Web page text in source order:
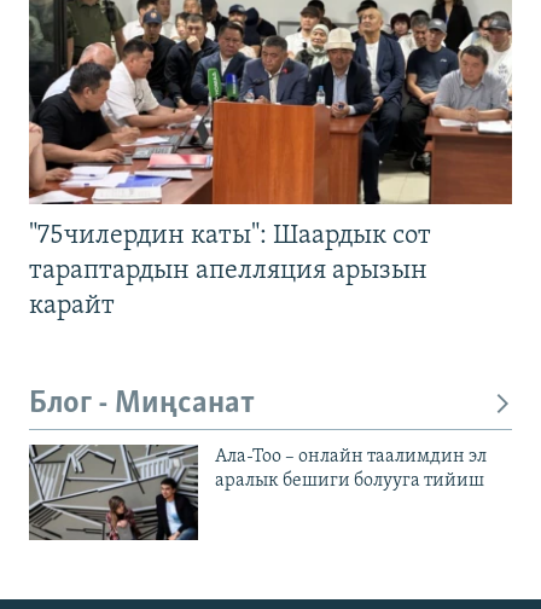
"75чилердин каты": Шаардык сот
тараптардын апелляция арызын
карайт
Блог - Миңсанат
Ала-Тоо – онлайн таалимдин эл
аралык бешиги болууга тийиш